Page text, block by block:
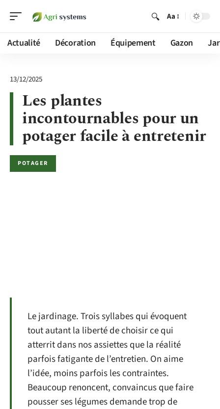
Aa
Actualité Décoration Équipement Gazon
13/12/2025
Les plantes
incontournables pour un
potager facile à entretenir
POTAGER
Le jardinage. Trois syllabes qui évoquent
tout autant la liberté de choisir ce qui
atterrit dans nos assiettes que la réalité
parfois fatigante de l’entretien. On aime
l’idée, moins parfois les contraintes.
Beaucoup renoncent, convaincus que faire
pousser ses légumes demande trop de